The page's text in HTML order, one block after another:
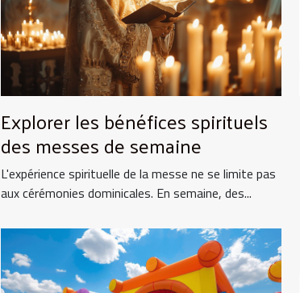
Explorer les bénéfices spirituels
des messes de semaine
L'expérience spirituelle de la messe ne se limite pas
aux cérémonies dominicales. En semaine, des...